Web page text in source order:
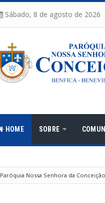
Sábado, 8 de agosto de 2026
HOME SOBRE
Paróquia Nossa Senhora da